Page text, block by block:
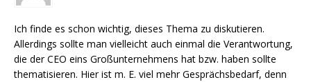
Ich finde es schon wichtig, dieses Thema zu diskutieren.
Allerdings sollte man vielleicht auch einmal die Verantwortung,
die der CEO eins Großunternehmens hat bzw. haben sollte
thematisieren. Hier ist m. E. viel mehr Gesprächsbedarf, denn